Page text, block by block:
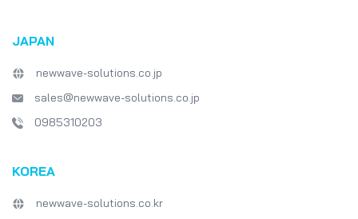
JAPAN
newwave-solutions.co.jp
sales@newwave-solutions.co.jp
0985310203
KOREA
newwave-solutions.co.kr